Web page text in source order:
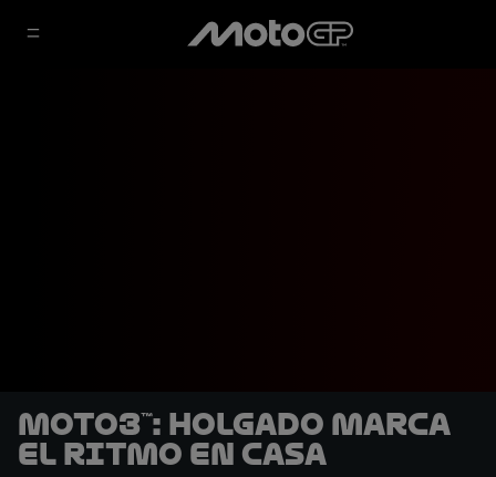
Moto3™: Holgado marca
el ritmo en casa